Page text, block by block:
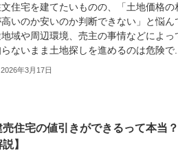
住宅を建てたいものの、「土地価格
いのか安いのか判断できない」と悩
域や周辺環境、売主の事情などによ
ないまま土地探しを進めるのは危険で...
2026年3月17日
売住宅の値引きができるって本当
】